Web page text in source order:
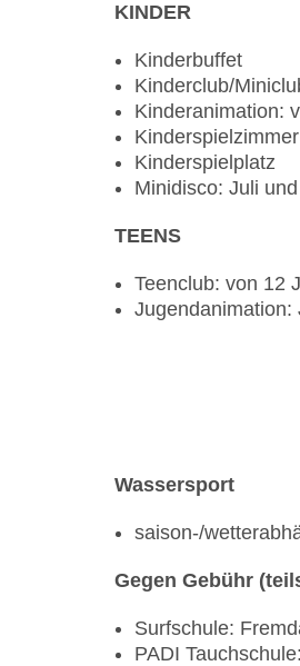
KINDER
Kinderbuffet
Kinderclub/
Kinderanimation:
Kinderspielzimmer
Kinderspielplatz
Minidisco: Juli
TEENS
Teenclub: von 12
Jugendanimation:
Wassersport
saison-/
Gegen Gebühr
Surfschule:
PADI